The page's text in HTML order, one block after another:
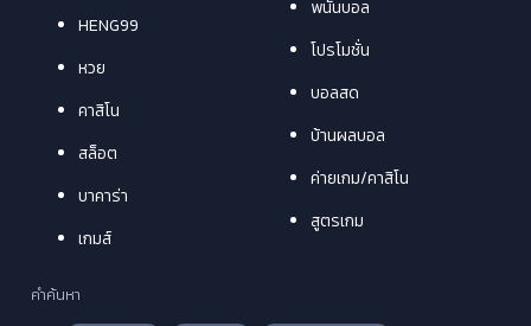
HENG99
หวย
คาสิโน
สล็อต
บาคาร่า
เกมส์
พนันบอล
โปรโมชั่น
บอลสด
บ้านผลบอล
ค่ายเกม/คาสิโน
สูตรเกม
คำค้นหา